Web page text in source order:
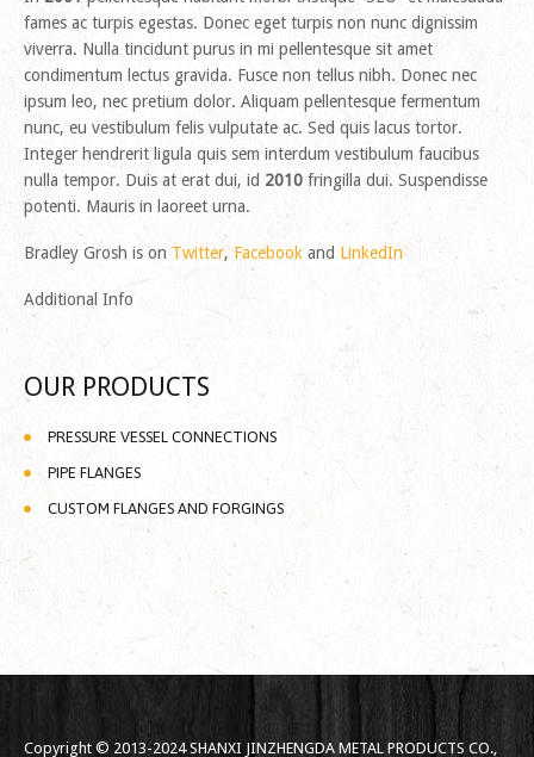
fames ac turpis egestas. Donec eget turpis non nunc dignissim
viverra. Nulla tincidunt purus in mi pellentesque sit amet
condimentum lectus gravida. Fusce non tellus nibh. Donec nec
ipsum leo, nec pretium dolor. Aliquam pellentesque fermentum
nunc, eu vestibulum felis vulputate ac. Sed quis lacus tortor.
Integer hendrerit ligula quis sem interdum vestibulum faucibus
nulla tempor. Duis at erat dui, id 2010 fringilla dui. Suspendisse
potenti. Mauris in laoreet urna.
Bradley Grosh is on Twitter, Facebook and LinkedIn
Additional Info
OUR PRODUCTS
PRESSURE VESSEL CONNECTIONS
PIPE FLANGES
CUSTOM FLANGES AND FORGINGS
Copyright © 2013-2024 SHANXI JINZHENGDA METAL PRODUCTS CO.,